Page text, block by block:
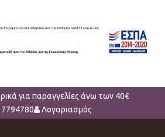
για παραγγελίες άνω των 40€
7794780
Λογαριασμός